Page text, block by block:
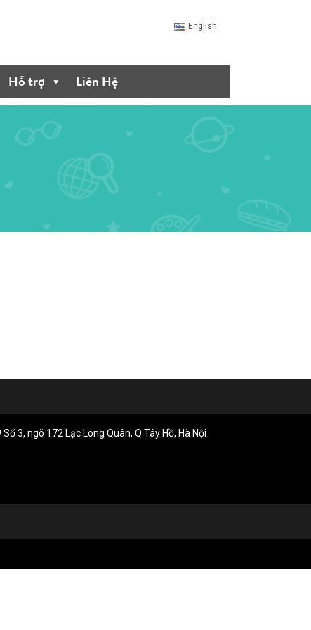
English
Hỗ trợ Liên Hệ
Số 3, ngõ 172 Lạc Long Quân, Q.Tây Hồ, Hà Nội